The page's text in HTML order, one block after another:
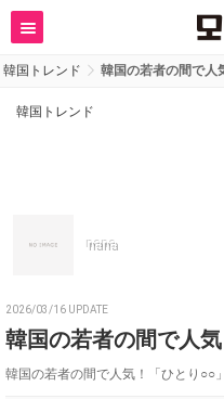
韓国トレンド 韓国の若者の間で人
韓国トレンド
nana
2026/03/16 UPDATE
韓国の若者の間で人
韓国の若者の間で人気！「ひとり○○